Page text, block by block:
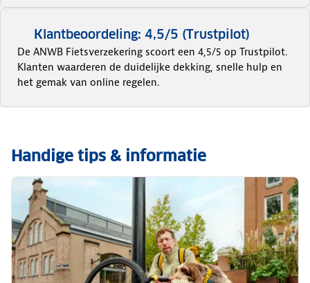
Klantbeoordeling: 4,5/5 (Trustpilot)
De ANWB Fietsverzekering scoort een 4,5/5 op Trustpilot.
Klanten waarderen de duidelijke dekking, snelle hulp en
het gemak van online regelen.
Handige tips & informatie